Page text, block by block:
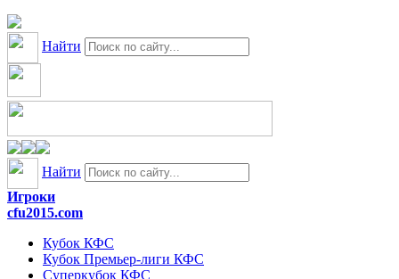
Найти
Найти
Игроки
cfu2015.com
Кубок КФС
Кубок Премьер-лиги КФС
Суперкубок КФС